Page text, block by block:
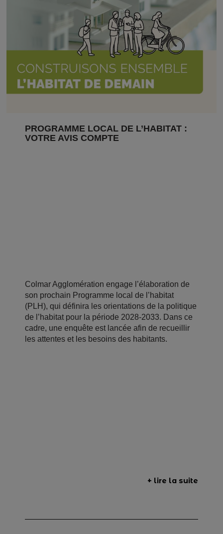
PROGRAMME LOCAL DE L’HABITAT :
VOTRE AVIS COMPTE
Colmar Agglomération engage l’élaboration de
son prochain Programme local de l’habitat
(PLH), qui définira les orientations de la politique
de l’habitat pour la période 2028-2033. Dans ce
cadre, une enquête est lancée afin de recueillir
les attentes et les besoins des habitants.
+ lire la suite